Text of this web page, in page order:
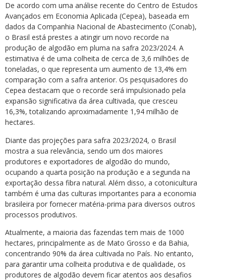
De acordo com uma análise recente do Centro de Estudos
Avançados em Economia Aplicada (Cepea), baseada em
dados da Companhia Nacional de Abastecimento (Conab),
o Brasil está prestes a atingir um novo recorde na
produção de algodão em pluma na safra 2023/2024. A
estimativa é de uma colheita de cerca de 3,6 milhões de
toneladas, o que representa um aumento de 13,4% em
comparação com a safra anterior. Os pesquisadores do
Cepea destacam que o recorde será impulsionado pela
expansão significativa da área cultivada, que cresceu
16,3%, totalizando aproximadamente 1,94 milhão de
hectares.
Diante das projeções para safra 2023/2024, o Brasil
mostra a sua relevância, sendo um dos maiores
produtores e exportadores de algodão do mundo,
ocupando a quarta posição na produção e a segunda na
exportação dessa fibra natural. Além disso, a cotonicultura
também é uma das culturas importantes para a economia
brasileira por fornecer matéria-prima para diversos outros
processos produtivos.
Atualmente, a maioria das fazendas tem mais de 1000
hectares, principalmente as de Mato Grosso e da Bahia,
concentrando 90% da área cultivada no País. No entanto,
para garantir uma colheita produtiva e de qualidade, os
produtores de algodão devem ficar atentos aos desafios